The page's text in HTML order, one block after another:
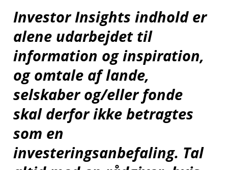
har fravalgt i dine
indstillinger
Ændring af dit
samtykke
;
Investor Insights indhold er
alene udarbejdet til
information og inspiration,
og omtale af lande,
selskaber og/eller fonde
skal derfor ikke betragtes
som en
investeringsanbefaling. Tal